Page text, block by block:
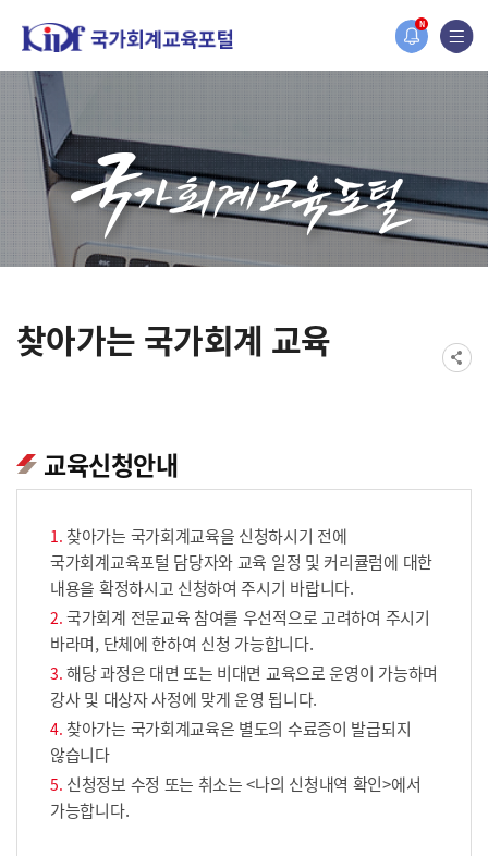
N
홈페이지가 새롭게 개편되었습니다.
한국조세재정연구원홈페이지가 새롭게 개설되었습니다.
찾아가는 국가회계 교육
교육신청안내
찾아가는 국가회계교육을 신청하시기 전에
국가회계교육포털 담당자와 교육 일정 및 커리큘럼에 대한
내용을 확정하시고 신청하여 주시기 바랍니다.
국가회계 전문교육 참여를 우선적으로 고려하여 주시기
바라며, 단체에 한하여 신청 가능합니다.
해당 과정은 대면 또는 비대면 교육으로 운영이 가능하며
강사 및 대상자 사정에 맞게 운영 됩니다.
찾아가는 국가회계교육은 별도의 수료증이 발급되지
않습니다
신청정보 수정 또는 취소는 <나의 신청내역 확인>에서
가능합니다.